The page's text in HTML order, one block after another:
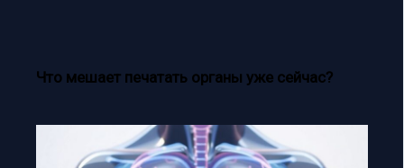
Что мешает печатать органы уже сейчас?